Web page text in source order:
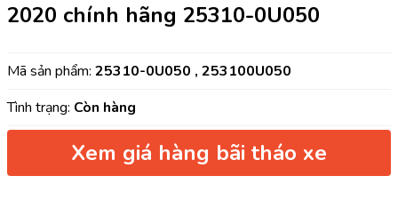
2020 chính hãng 25310-0U050
Mã sản phẩm: 25310-0U050 , 253100U050
Tình trạng: Còn hàng
Xem giá hàng bãi tháo xe